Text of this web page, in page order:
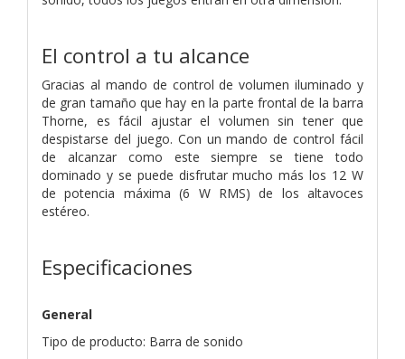
El control a tu alcance
Gracias al mando de control de volumen iluminado y
de gran tamaño que hay en la parte frontal de la barra
Thorne, es fácil ajustar el volumen sin tener que
despistarse del juego. Con un mando de control fácil
de alcanzar como este siempre se tiene todo
dominado y se puede disfrutar mucho más los 12 W
de potencia máxima (6 W RMS) de los altavoces
estéreo.
Especificaciones
General
Tipo de producto: Barra de sonido